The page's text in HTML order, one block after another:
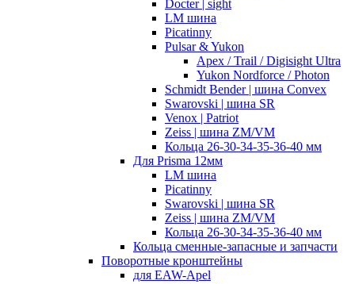
Docter | sight
LM шина
Picatinny
Pulsar & Yukon
Apex / Trail / Digisight Ultra
Yukon Nordforce / Photon
Schmidt Bender | шина Convex
Swarovski | шина SR
Venox | Patriot
Zeiss | шина ZM/VM
Кольца 26-30-34-35-36-40 мм
Для Prisma 12мм
LM шина
Picatinny
Swarovski | шина SR
Zeiss | шина ZM/VM
Кольца 26-30-34-35-36-40 мм
Кольца сменные-запасные и запчасти
Поворотные кронштейны
для EAW-Apel